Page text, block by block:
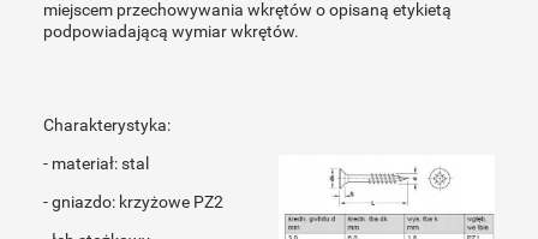
miejscem przechowywania wkrętów o opisaną etykietą
podpowiadającą wymiar wkrętów.
Charakterystyka:
- materiał: stal
- gniazdo: krzyżowe PZ2